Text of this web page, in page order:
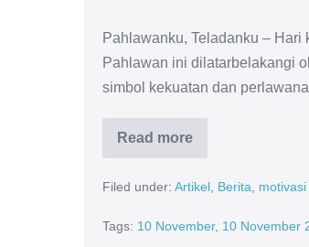
Pahlawanku, Teladanku –
Pahlawan ini dilatarbelakangi
simbol kekuatan dan
Read more
Filed under: Artikel Berita motivasi
Tags: 10 November, 10 November